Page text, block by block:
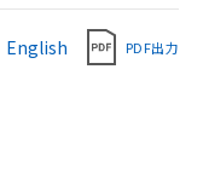
English PDF出力